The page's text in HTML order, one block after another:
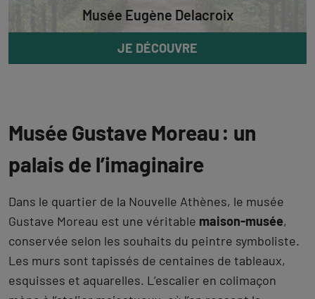
Musée Eugène Delacroix
JE DÉCOUVRE
Musée Gustave Moreau : un
palais de l’imaginaire
Dans le quartier de la Nouvelle Athènes, le musée
Gustave Moreau est une véritable maison-musée,
conservée selon les souhaits du peintre symboliste.
Les murs sont tapissés de centaines de tableaux,
esquisses et aquarelles. L’escalier en colimaçon